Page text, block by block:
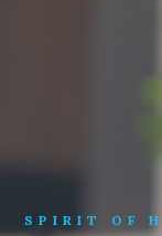
SPIRIT OF